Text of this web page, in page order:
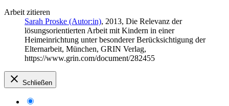
Arbeit zitieren
Sarah Proske (Autor:in), 2013, Die Relevanz der
lösungsorientierten Arbeit mit Kindern in einer
Heimeinrichtung unter besonderer Berücksichtigung der
Elternarbeit, München, GRIN Verlag,
https://www.grin.com/document/282455
Schließen